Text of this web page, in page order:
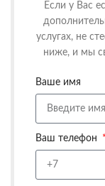
Если у Вас
услугах, не
ниже, и мы
Ваше имя
Ваш телефон